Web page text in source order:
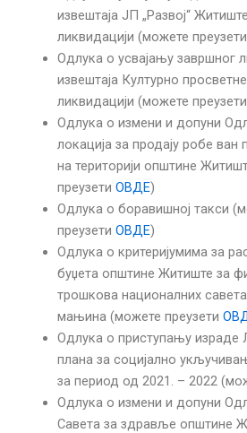
извештаја ЈП „Развој“
ликвидацији (можете преузети
Одлука о усвајању завршног
извештаја Културно
ликвидацији (можете преузети
Одлука о измени и допуни
локација за продају робе ван
на територији општине
преузети ОВДЕ)
Одлука о боравишној такси
преузети ОВДЕ)
Одлука о критеријумима за
буџета општине Житиште за
трошкова националних
мањина (можете преузети
Одлука о приступању израде
плана за социјално
за период од 2021. – 2022
Одлука о измени и допуни
Савета за здравље општине